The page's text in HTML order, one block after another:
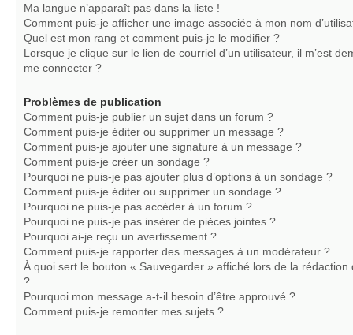
Ma langue n’apparaît pas dans la liste !
Comment puis-je afficher une image associée à mon nom
Quel est mon rang et comment puis-je le modifier ?
Lorsque je clique sur le lien de courriel d’un utilisateur, il m’est
me connecter ?
Problèmes de publication
Comment puis-je publier un sujet dans un forum ?
Comment puis-je éditer ou supprimer un message ?
Comment puis-je ajouter une signature à un message ?
Comment puis-je créer un sondage ?
Pourquoi ne puis-je pas ajouter plus d’options à un sondage ?
Comment puis-je éditer ou supprimer un sondage ?
Pourquoi ne puis-je pas accéder à un forum ?
Pourquoi ne puis-je pas insérer de pièces jointes ?
Pourquoi ai-je reçu un avertissement ?
Comment puis-je rapporter des messages à un modérateur ?
À quoi sert le bouton « Sauvegarder » affiché lors de la rédaction
?
Pourquoi mon message a-t-il besoin d’être approuvé ?
Comment puis-je remonter mes sujets ?